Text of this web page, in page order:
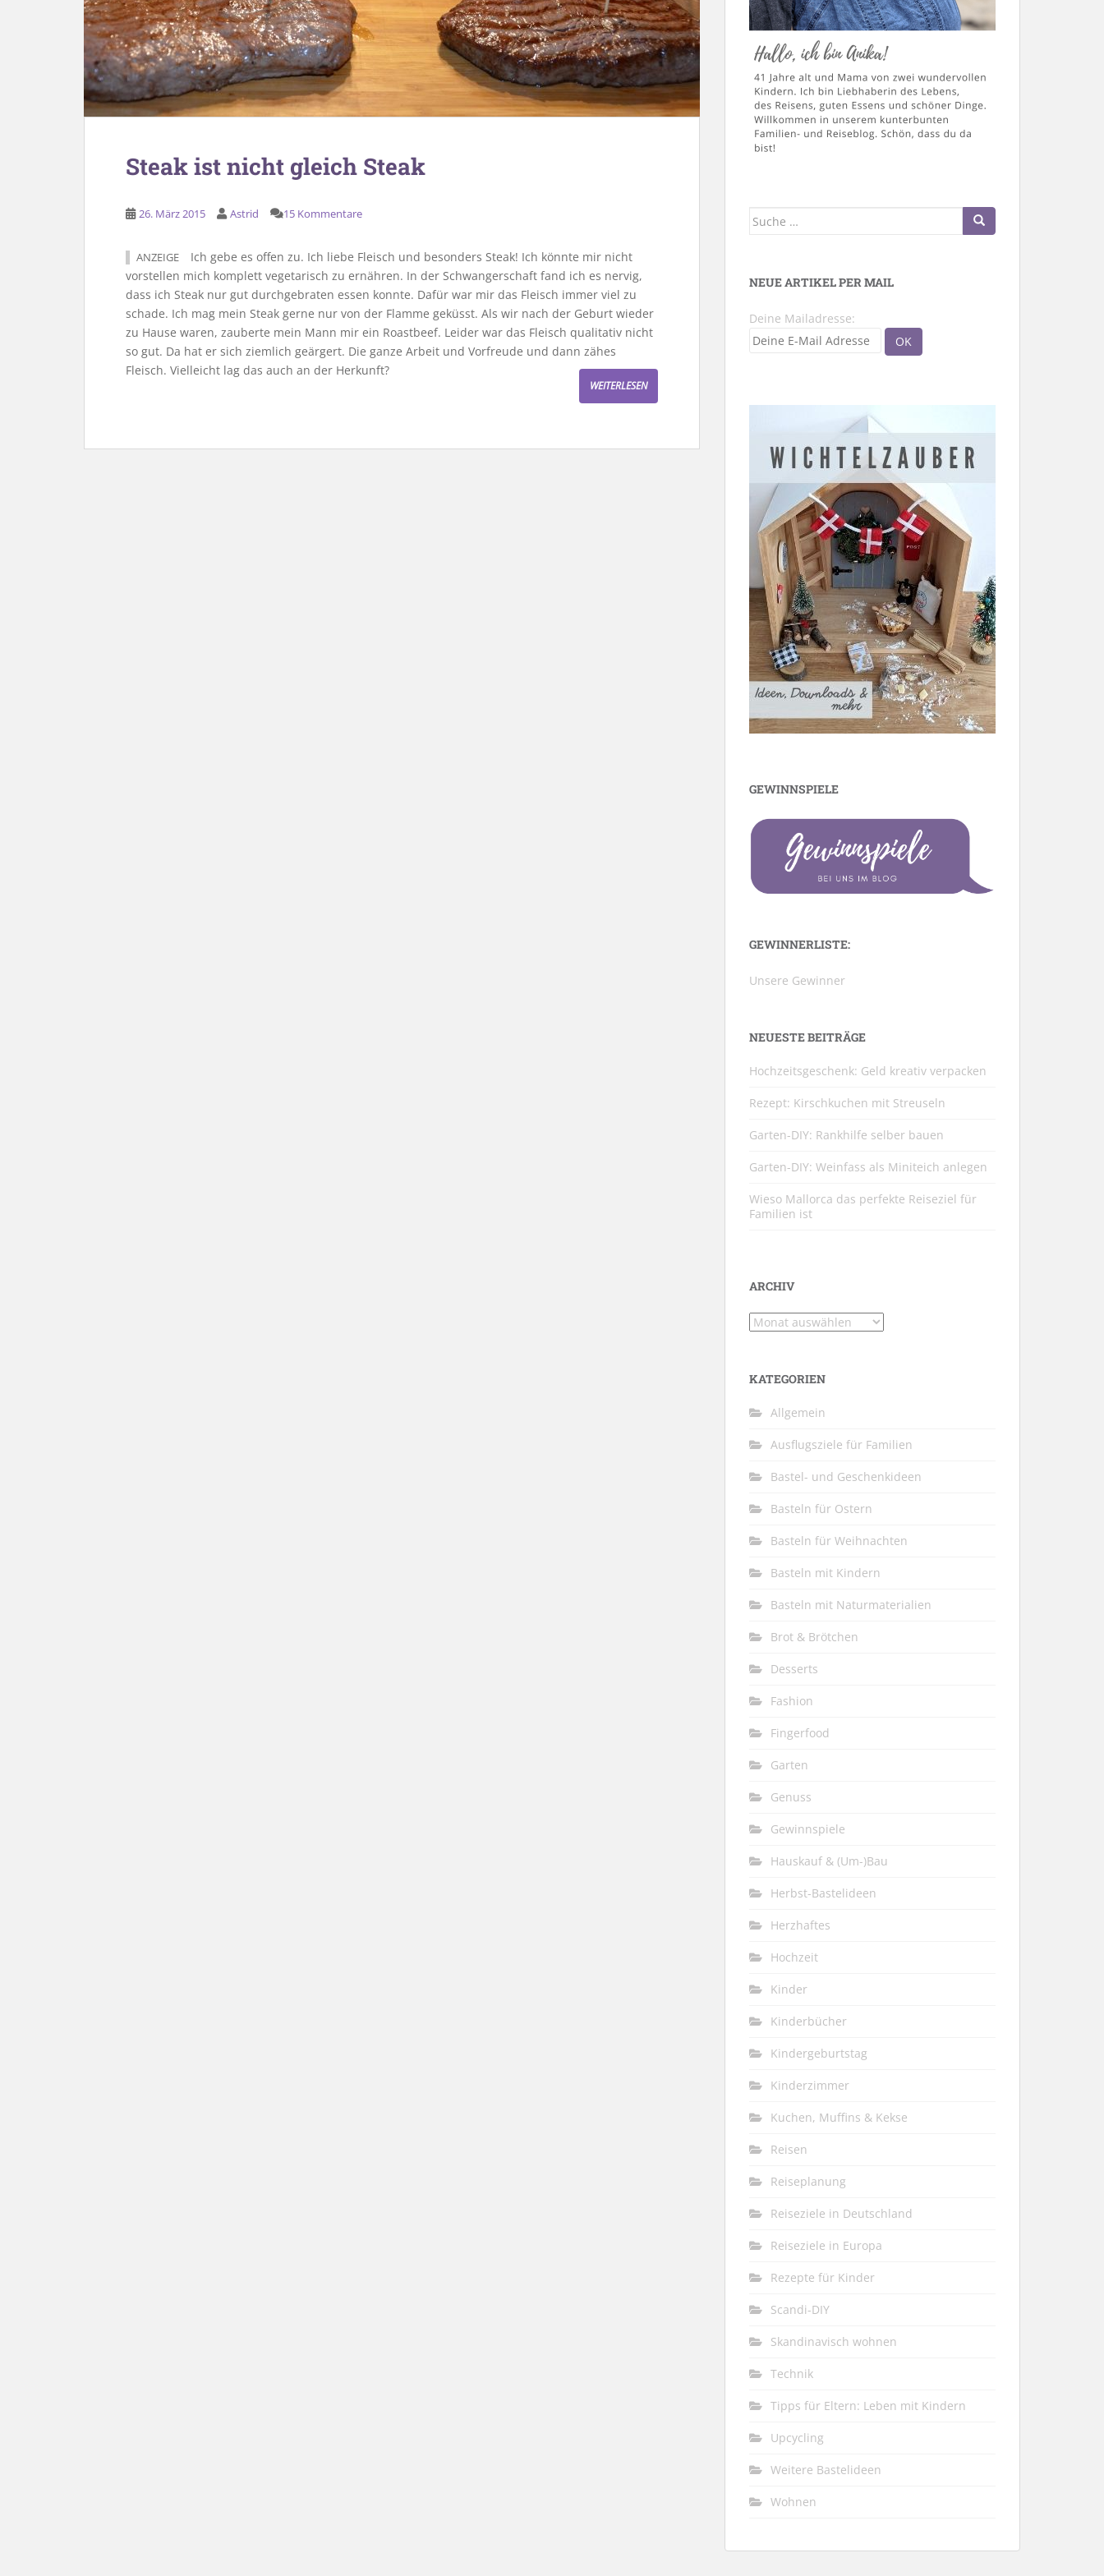
Steak ist nicht gleich Steak
26. März 2015 Astrid 15 Kommentare
ANZEIGE
Ich gebe es offen zu. Ich liebe Fleisch und besonders Steak! Ich könnte mir nicht
vorstellen mich komplett vegetarisch zu ernähren. In der Schwangerschaft fand ich es nervig,
dass ich Steak nur gut durchgebraten essen konnte. Dafür war mir das Fleisch immer viel zu
schade. Ich mag mein Steak gerne nur von der Flamme geküsst. Als wir nach der Geburt wieder
zu Hause waren, zauberte mein Mann mir ein Roastbeef. Leider war das Fleisch qualitativ nicht
so gut. Da hat er sich ziemlich geärgert. Die ganze Arbeit und Vorfreude und dann zähes
Fleisch. Vielleicht lag das auch an der Herkunft?
WEITERLESEN
Suche
NEUE ARTIKEL PER MAIL
Deine Mailadresse:
GEWINNSPIELE
GEWINNERLISTE:
Unsere Gewinner
NEUESTE BEITRÄGE
Hochzeitsgeschenk: Geld kreativ verpacken
Rezept: Kirschkuchen mit Streuseln
Garten-DIY: Rankhilfe selber bauen
Garten-DIY: Weinfass als Miniteich anlegen
Wieso Mallorca das perfekte Reiseziel für
Familien ist
ARCHIV
Archiv
KATEGORIEN
Allgemein
Ausflugsziele für Familien
Bastel- und Geschenkideen
Basteln für Ostern
Basteln für Weihnachten
Basteln mit Kindern
Basteln mit Naturmaterialien
Brot & Brötchen
Desserts
Fashion
Fingerfood
Garten
Genuss
Gewinnspiele
Hauskauf & (Um-)Bau
Herbst-Bastelideen
Herzhaftes
Hochzeit
Kinder
Kinderbücher
Kindergeburtstag
Kinderzimmer
Kuchen, Muffins & Kekse
Reisen
Reiseplanung
Reiseziele in Deutschland
Reiseziele in Europa
Rezepte für Kinder
Scandi-DIY
Skandinavisch wohnen
Technik
Tipps für Eltern: Leben mit Kindern
Upcycling
Weitere Bastelideen
Wohnen